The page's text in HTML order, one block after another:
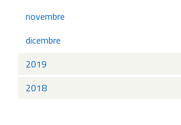
novembre
dicembre
2019
2018